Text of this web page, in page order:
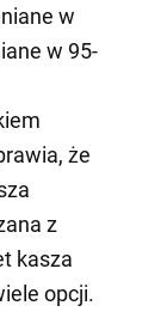
w
w 95-
że
z
kasza
opcji.